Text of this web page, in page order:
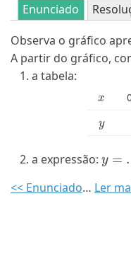
Enunciado
Observa o gráfico
A partir do gráfico,
a tabela:
a expressão:
<< Enunciado… Ler